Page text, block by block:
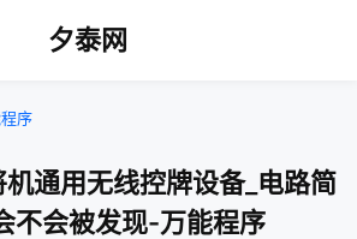
夕泰网
序
通用无线控牌设备_电路简
不会被发现-万能程序